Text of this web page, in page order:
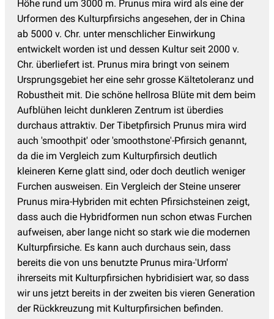
Höhe rund um 3000 m. Prunus mira wird als eine der
Urformen des Kulturpfirsichs angesehen, der in China
ab 5000 v. Chr. unter menschlicher Einwirkung
entwickelt worden ist und dessen Kultur seit 2000 v.
Chr. überliefert ist. Prunus mira bringt von seinem
Ursprungsgebiet her eine sehr grosse Kältetoleranz und
Robustheit mit. Die schöne hellrosa Blüte mit dem beim
Aufblühen leicht dunkleren Zentrum ist überdies
durchaus attraktiv. Der Tibetpfirsich Prunus mira wird
auch 'smoothpit' oder 'smoothstone'-Pfirsich genannt,
da die im Vergleich zum Kulturpfirsich deutlich
kleineren Kerne glatt sind, oder doch deutlich weniger
Furchen ausweisen. Ein Vergleich der Steine unserer
Prunus mira-Hybriden mit echten Pfirsichsteinen zeigt,
dass auch die Hybridformen nun schon etwas Furchen
aufweisen, aber lange nicht so stark wie die modernen
Kulturpfirsiche. Es kann auch durchaus sein, dass
bereits die von uns benutzte Prunus mira-'Urform'
ihrerseits mit Kulturpfirsichen hybridisiert war, so dass
wir uns jetzt bereits in der zweiten bis vieren Generation
der Rückkreuzung mit Kulturpfirsichen befinden.